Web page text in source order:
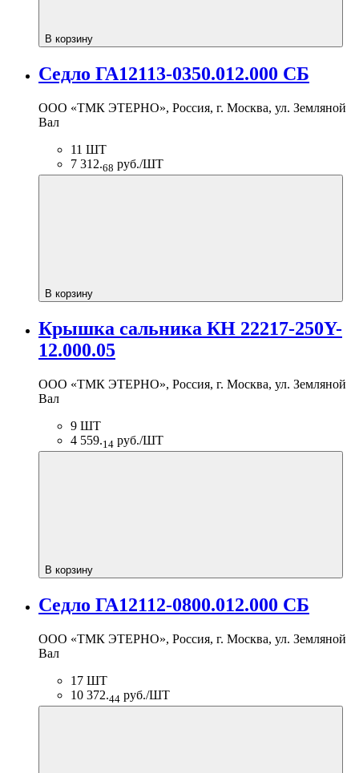
В корзину
Седло ГА12113-0350.012.000 СБ
ООО «ТМК ЭТЕРНО», Россия, г. Москва, ул. Земляной
Вал
11 ШТ
7 312.68 руб./ШТ
В корзину
Крышка сальника КН 22217-250Y-
12.000.05
ООО «ТМК ЭТЕРНО», Россия, г. Москва, ул. Земляной
Вал
9 ШТ
4 559.14 руб./ШТ
В корзину
Седло ГА12112-0800.012.000 СБ
ООО «ТМК ЭТЕРНО», Россия, г. Москва, ул. Земляной
Вал
17 ШТ
10 372.44 руб./ШТ